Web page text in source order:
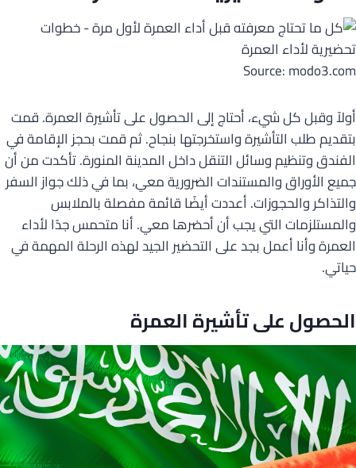
Source: modo3.com
أولاً وقبل كل شيء، أحتاج إلى الحصول على تأشيرة العمرة. قمت
بتقديم طلب التأشيرة واستخرجتها بنجاح. ثم قمت بحجز الإقامة في
الفندق وتنظيم وسائل التنقل داخل المدينة المنورة. تأكدت من أن
جميع الأوراق والمستندات الضرورية معي، بما في ذلك جواز السفر
والتذاكر والحجوزات. أعددت أيضًا قائمة مفصلة بالملابس
والمستلزمات التي يجب أن أحضرها معي. أنا متحمس جدًا لأداء
العمرة وأنا أعمل بجد على التحضير الجيد لهذه الرحلة المهمة في
حياتي.
الحصول على تأشيرة العمرة